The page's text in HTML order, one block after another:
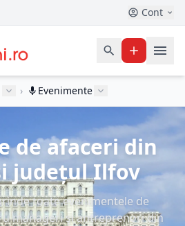
Cont
› Evenimente
de afaceri din
județul Ilfov
toate evenimentele de
manageri și antreprenori din